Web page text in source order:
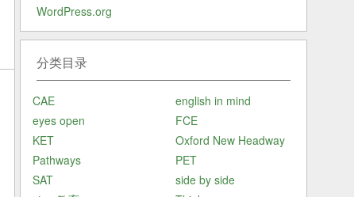
WordPress.org
分类目录
CAE
english in mind
eyes open
FCE
KET
Oxford New Headway
Pathways
PET
SAT
side by side